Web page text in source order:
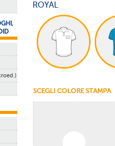
ROYAL
SCEGLI COLORE STAMPA